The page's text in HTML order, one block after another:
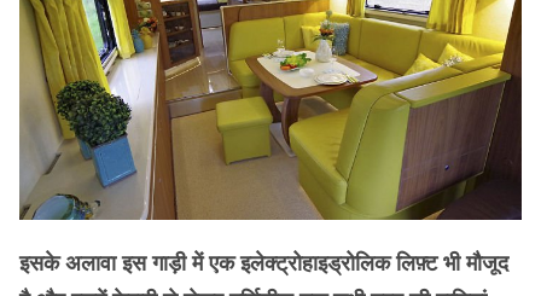
इसके अलावा इस गाड़ी में एक इलेक्ट्रोहाइड्रोलिक लिफ़्ट भी मौजूद